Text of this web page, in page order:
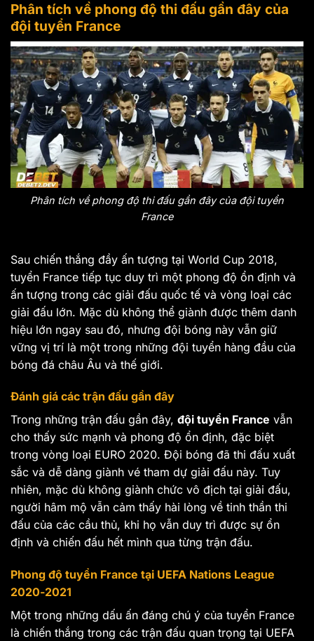
Phân tích về phong độ thi đấu gần đây của
đội tuyển France
Phân tích về phong độ thi đấu gần đây của đội tuyển
France
Sau chiến thắng đầy ấn tượng tại World Cup 2018,
tuyển France tiếp tục duy trì một phong độ ổn định và
ấn tượng trong các giải đấu quốc tế và vòng loại các
giải đấu lớn. Mặc dù không thể giành được thêm danh
hiệu lớn ngay sau đó, nhưng đội bóng này vẫn giữ
vững vị trí là một trong những đội tuyển hàng đầu của
bóng đá châu Âu và thế giới.
Đánh giá các trận đấu gần đây
Trong những trận đấu gần đây, đội tuyển France vẫn
cho thấy sức mạnh và phong độ ổn định, đặc biệt
trong vòng loại EURO 2020. Đội bóng đã thi đấu xuất
sắc và dễ dàng giành vé tham dự giải đấu này. Tuy
nhiên, mặc dù không giành chức vô địch tại giải đấu,
người hâm mộ vẫn cảm thấy hài lòng về tinh thần thi
đấu của các cầu thủ, khi họ vẫn duy trì được sự ổn
định và chiến đấu hết mình qua từng trận đấu.
Phong độ tuyển France tại UEFA Nations League
2020-2021
Một trong những dấu ấn đáng chú ý của tuyển France
là chiến thắng trong các trận đấu quan trọng tại UEFA